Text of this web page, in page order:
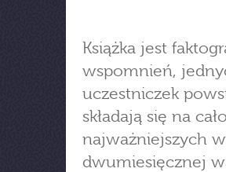
Książka jest
wspomnień,
uczestniczek
składają się na
najważniejszych
dwumiesięcznej